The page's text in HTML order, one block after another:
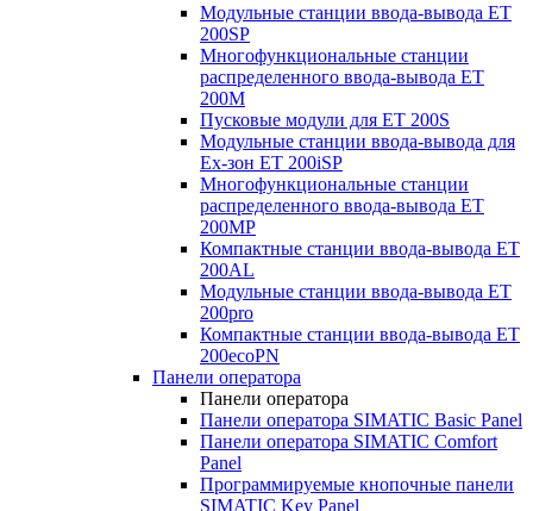
Модульные станции ввода-вывода ET
200SP
Многофункциональные станции
распределенного ввода-вывода ET
200M
Пусковые модули для ET 200S
Модульные станции ввода-вывода для
Ex-зон ET 200iSP
Многофункциональные станции
распределенного ввода-вывода ET
200MP
Компактные станции ввода-вывода ET
200AL
Модульные станции ввода-вывода ET
200pro
Компактные станции ввода-вывода ET
200ecoPN
Панели оператора
Панели оператора
Панели оператора SIMATIC Basic Panel
Панели оператора SIMATIC Comfort
Panel
Программируемые кнопочные панели
SIMATIC Key Panel